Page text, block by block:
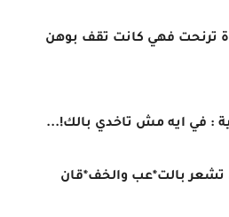
ترنحت فهي كانت تقف بوهن
: في ايه مش تاخدي بالك!...
تشعر بالت*عب والخف*قان